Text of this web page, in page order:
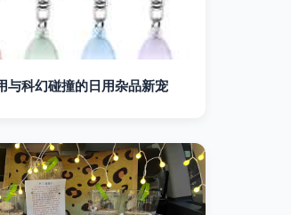
与科幻碰撞的日用杂品新宠